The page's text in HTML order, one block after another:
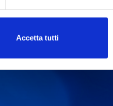
Accetta tutti